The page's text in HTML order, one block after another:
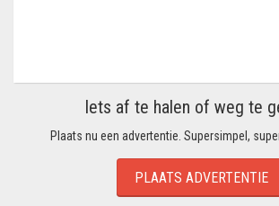
Iets af te halen of weg te
Plaats nu een advertentie. Supersimpel,
PLAATS ADVERTENTIE